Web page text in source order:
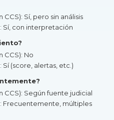
Sí, pero sin análisis
Sí, con interpretación
CCS): No
Sí (score, alertas, etc.)
CCS): Según fuente judicial
Frecuentemente, múltiples